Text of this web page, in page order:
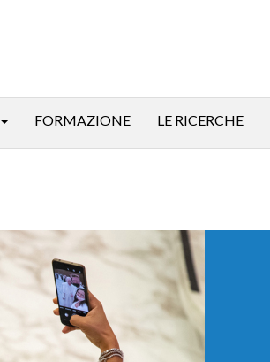
FORMAZIONE LE RICERCHE